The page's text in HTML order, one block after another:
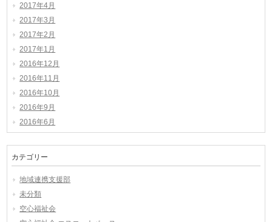
2017年4月
2017年3月
2017年2月
2017年1月
2016年12月
2016年11月
2016年10月
2016年9月
2016年6月
カテゴリー
地域連携支援部
未分類
空心福祉会